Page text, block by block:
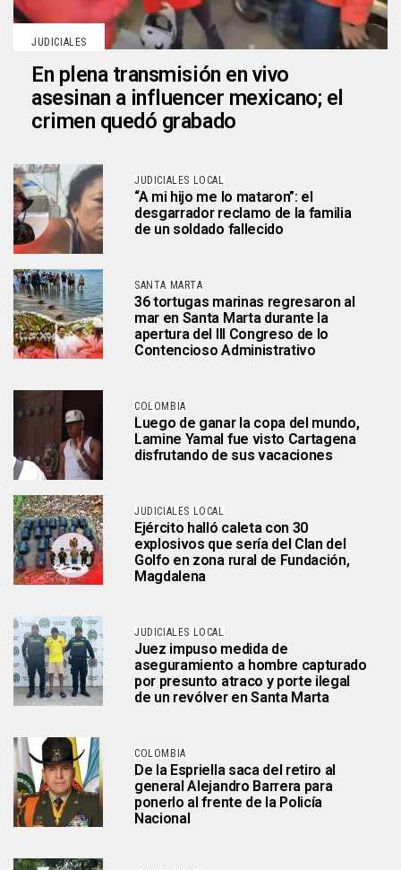
JUDICIALES
En plena transmisión en vivo
asesinan a influencer mexicano; el
crimen quedó grabado
JUDICIALES LOCAL
“A mi hijo me lo mataron”: el
desgarrador reclamo de la familia
de un soldado fallecido
SANTA MARTA
36 tortugas marinas regresaron al
mar en Santa Marta durante la
apertura del III Congreso de lo
Contencioso Administrativo
COLOMBIA
Luego de ganar la copa del mundo,
Lamine Yamal fue visto Cartagena
disfrutando de sus vacaciones
JUDICIALES LOCAL
Ejército halló caleta con 30
explosivos que sería del Clan del
Golfo en zona rural de Fundación,
Magdalena
JUDICIALES LOCAL
Juez impuso medida de
aseguramiento a hombre capturado
por presunto atraco y porte ilegal
de un revólver en Santa Marta
COLOMBIA
De la Espriella saca del retiro al
general Alejandro Barrera para
ponerlo al frente de la Policía
Nacional